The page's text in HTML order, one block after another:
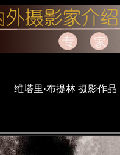
维塔里·布提林 摄影作品